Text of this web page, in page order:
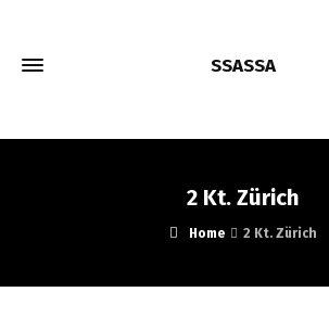
SSASSA
2 Kt. Zürich
Home 2 Kt. Zürich